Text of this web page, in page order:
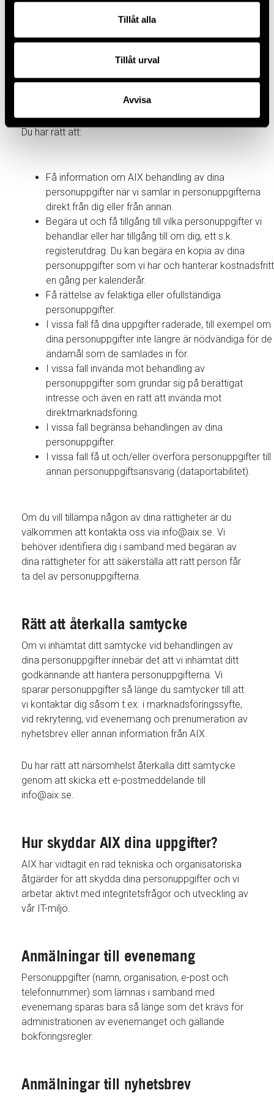
Tillåt alla
Tillåt urval
Avvisa
variera beroende på eventuell lagstadgad lagringstid
– i dessa fall vi kommer alltså att fortsätta behandla
alltså komma att sparas längre.
Du har rätt att:
Få information om AIX behandling av dina
personuppgifter när vi samlar in personuppgifterna
direkt från dig eller från annan.
Begära ut och få tillgång till vilka personuppgifter vi
behandlar eller har tillgång till om dig, ett s.k.
registerutdrag. Du kan begära en kopia av dina
personuppgifter som vi har och hanterar kostnadsfritt
en gång per kalenderår.
Få rättelse av felaktiga eller ofullständiga
personuppgifter.
I vissa fall få dina uppgifter raderade, till exempel om
dina personuppgifter inte längre är nödvändiga för de
ändamål som de samlades in för.
I vissa fall invända mot behandling av
personuppgifter som grundar sig på berättigat
intresse och även en rätt att invända mot
direktmarknadsföring.
I vissa fall begränsa behandlingen av dina
personuppgifter.
I vissa fall få ut och/eller överföra personuppgifter till
annan personuppgiftsansvarig (dataportabilitet).
Om du vill tillämpa någon av dina rättigheter är du
välkommen att kontakta oss via info@aix.se. Vi
behöver identifiera dig i samband med begäran av
dina rättigheter för att säkerställa att rätt person får
ta del av personuppgifterna.
Rätt att återkalla samtycke
Om vi inhämtat ditt samtycke vid behandlingen av
dina personuppgifter innebär det att vi inhämtat ditt
godkännande att hantera personuppgifterna. Vi
sparar personuppgifter så länge du samtycker till att
vi kontaktar dig såsom t.ex. i marknadsföringssyfte,
vid rekrytering, vid evenemang och prenumeration av
nyhetsbrev eller annan information från AIX.
Du har rätt att närsomhelst återkalla ditt samtycke
genom att skicka ett e-postmeddelande till
info@aix.se.
Hur skyddar AIX dina uppgifter?
AIX har vidtagit en rad tekniska och organisatoriska
åtgärder för att skydda dina personuppgifter och vi
arbetar aktivt med integritetsfrågor och utveckling av
vår IT-miljö.
Anmälningar till evenemang
Personuppgifter (namn, organisation, e-post och
telefonnummer) som lämnas i samband med
evenemang sparas bara så länge som det krävs för
administrationen av evenemanget och gällande
bokföringsregler.
Anmälningar till nyhetsbrev